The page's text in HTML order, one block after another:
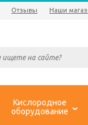
Отзывы Наши
Кислородное
оборудование